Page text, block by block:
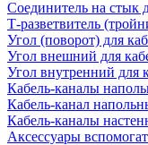
Соединитель на стык
Т-разветвитель
Угол (поворот) для
Угол внешний для
Угол внутренний для
Кабель-каналы
Кабель-канал
Кабель-каналы
Аксессуары